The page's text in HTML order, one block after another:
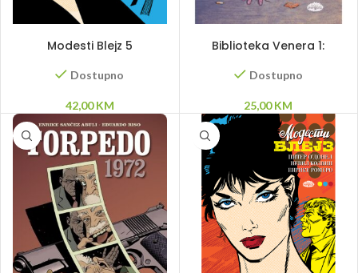
Modesti Blejz 5
Dostupno
42,00KM
Biblioteka Venera 1:
Dostupno
25,00KM